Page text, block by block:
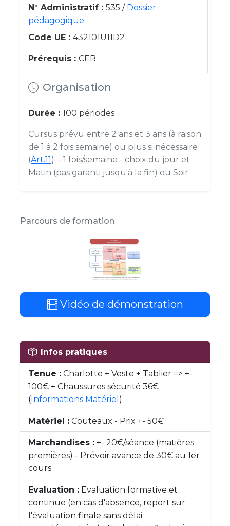
N° Administratif : 535 / Dossier
pédagogique
Code UE : 432101U11D2
Prérequis : CEB
Organisation
Durée : 100 périodes
Cursus prévu entre 2 ans et 3 ans (à raison
de 1 à 2 fois semaine) ou plus si nécessaire
(Art.11). - 1 fois/semaine - choix du jour et
Matin (pas garanti jusqu'à la fin) ou Soir
Parcours de formation
Vidéo de démonstration
Infos pratiques
Tenue : Charlotte + Veste + Tablier => +-
100€ + Chaussures sécurité 36€
(Informations Matériel )
Matériel : Couteaux - Prix +- 50€
Marchandises : +- 20€/séance (matières
premières) - Prévoir avance de 30€ au 1er
cours
Evaluation : Evaluation formative et
continue (en cas d'absence, report sur
l'évaluation finale sans délai